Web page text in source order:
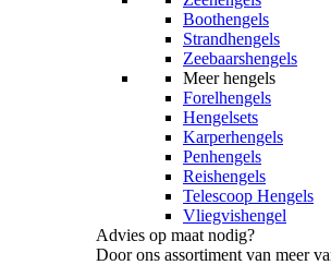
Boothengels
Strandhengels
Zeebaarshengels
Meer hengels
Forelhengels
Hengelsets
Karperhengels
Penhengels
Reishengels
Telescoop Hengels
Vliegvishengel
Advies op maat nodig?
Door ons assortiment van meer